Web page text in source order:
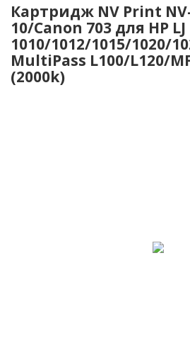
Картридж NV Print
10/Canon 703 для HP LJ
1010/1012/1015/1020/
MultiPass L100/L120/
(2000k)